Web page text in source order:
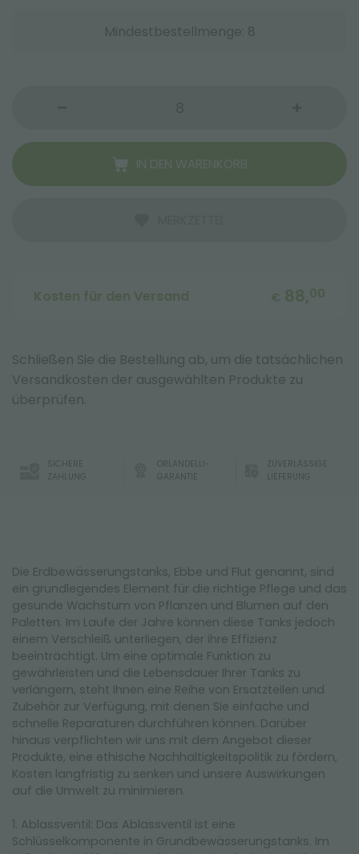
Mindestbestellmenge: 8
IN DEN WARENKORB
Kosten für den Versand € 88,00
Schließen Sie die Bestellung ab, um die tatsächlichen
Versandkosten der ausgewählten Produkte zu
überprüfen.
SICHERE
ZAHLUNG
ORLANDELLI-
GARANTIE
ZUVERLÄSSIGE
LIEFERUNG
Die Erdbewässerungstanks, Ebbe und Flut genannt, sind
ein grundlegendes Element für die richtige Pflege und das
gesunde Wachstum von Pflanzen und Blumen auf den
Paletten. Im Laufe der Jahre können diese Tanks jedoch
einem Verschleiß unterliegen, der ihre Effizienz
beeinträchtigt. Um eine optimale Funktion zu
gewährleisten und die Lebensdauer Ihrer Tanks zu
verlängern, steht Ihnen eine Reihe von Ersatzteilen und
Zubehör zur Verfügung, mit denen Sie einfache und
schnelle Reparaturen durchführen können. Darüber
hinaus verpflichten wir uns mit dem Angebot dieser
Produkte, eine ethische Nachhaltigkeitspolitik zu fördern,
Kosten langfristig zu senken und unsere Auswirkungen
auf die Umwelt zu minimieren.
1. Ablassventil: Das Ablassventil ist eine
Schlüsselkomponente in Grundbewässerungstanks. Im